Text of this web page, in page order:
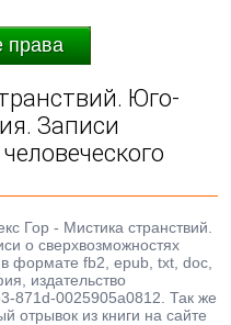
права
Юго-
Записи
Гор - Мистика странствий.
о сверхвозможностях
в формате fb2, epub, txt, doc,
издательство
871d-0025905a0812. Так же
отрывок из книги на сайте